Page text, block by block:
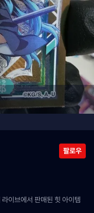
팔로우
이브에서 판매된 힛 아이템